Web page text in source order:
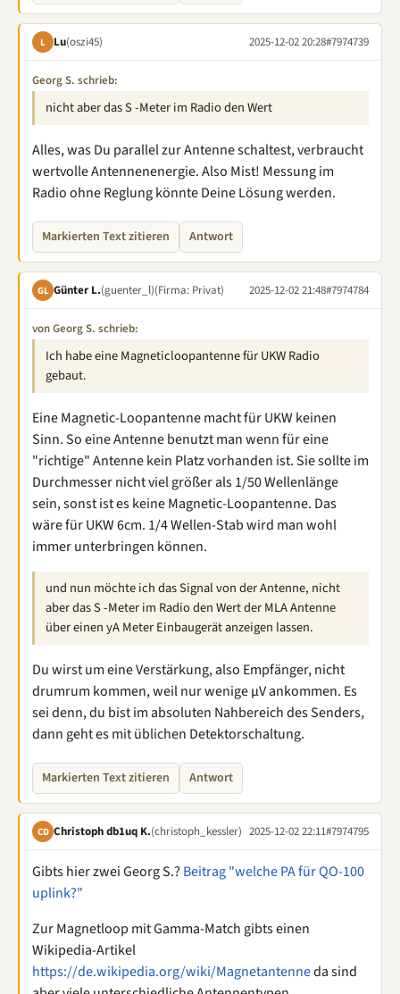
L Lu(oszi45) 2025-12-02 20:28#7974739
Georg S. schrieb:
nicht aber das S -Meter im Radio den Wert
Alles, was Du parallel zur Antenne schaltest, verbraucht
wertvolle Antennenenergie. Also Mist! Messung im
Radio ohne Reglung könnte Deine Lösung werden.
Markierten Text zitieren Antwort
GL Günter L.(guenter_l)(Firma: Privat) 2025-12-02 21:48#7974784
von Georg S. schrieb:
Ich habe eine Magneticloopantenne für UKW Radio
gebaut.
Eine Magnetic-Loopantenne macht für UKW keinen
Sinn. So eine Antenne benutzt man wenn für eine
"richtige" Antenne kein Platz vorhanden ist. Sie sollte im
Durchmesser nicht viel größer als 1/50 Wellenlänge
sein, sonst ist es keine Magnetic-Loopantenne. Das
wäre für UKW 6cm. 1/4 Wellen-Stab wird man wohl
immer unterbringen können.
und nun möchte ich das Signal von der Antenne, nicht
aber das S -Meter im Radio den Wert der MLA Antenne
über einen yA Meter Einbaugerät anzeigen lassen.
Du wirst um eine Verstärkung, also Empfänger, nicht
drumrum kommen, weil nur wenige µV ankommen. Es
sei denn, du bist im absoluten Nahbereich des Senders,
dann geht es mit üblichen Detektorschaltung.
Markierten Text zitieren Antwort
CD Christoph db1uq K.(christoph_kessler) 2025-12-02 22:11#7974795
Gibts hier zwei Georg S.? Beitrag "welche PA für QO-100
uplink?"
Zur Magnetloop mit Gamma-Match gibts einen
Wikipedia-Artikel
https://de.wikipedia.org/wiki/Magnetantenneda sind